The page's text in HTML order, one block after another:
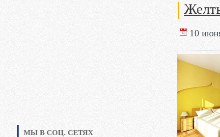
МЫ В СОЦ. СЕТЯХ
10